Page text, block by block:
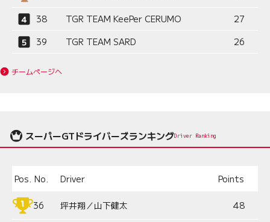
38 TGR TEAM KeePer CERUMO
27
39
TGR TEAM SARD 26
チームページへ
スーパーGTドライバーズランキングDriver Ranking
Pos. No. Driver Points
36 坪井翔／山下健太 48